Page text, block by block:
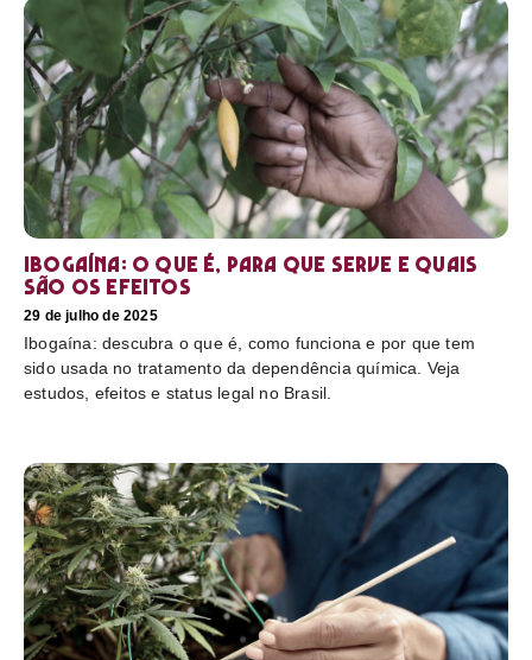
Ibogaína: o que é, para que serve e quais
são os efeitos
29 de julho de 2025
Ibogaína: descubra o que é, como funciona e por que tem
sido usada no tratamento da dependência química. Veja
estudos, efeitos e status legal no Brasil.